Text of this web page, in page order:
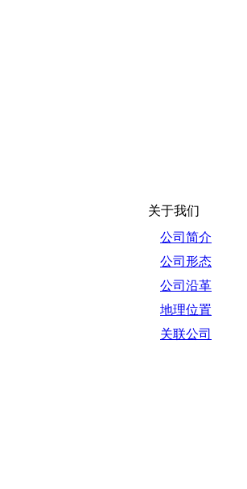
关于我们
公司简介
公司形态
公司沿革
地理位置
关联公司